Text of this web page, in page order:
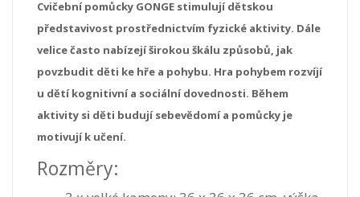
Cvičební pomůcky GONGE stimulují dětskou
představivost prostřednictvím fyzické aktivity. Dále
velice často nabízejí širokou škálu způsobů, jak
povzbudit děti ke hře a pohybu. Hra pohybem rozvíjí
u dětí kognitivní a sociální dovednosti. Během
aktivity si děti budují sebevědomí a pomůcky je
motivují k učení.
Rozměry: